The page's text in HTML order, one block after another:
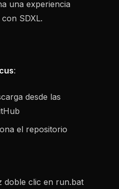
una experiencia
SDXL.
:
desde las
el repositorio
doble clic en run.bat